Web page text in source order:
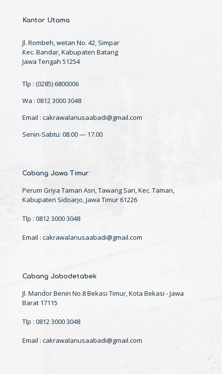
Kantor Utama
Jl. Rombeh, wetan No. 42, Simpar
Kec. Bandar, Kabupaten Batang
Jawa Tengah 51254
Tlp : (0285) 6800006
Wa : 0812 3000 3048
Email : cakrawalanusaabadi@gmail.com
Senin-Sabtu: 08.00 — 17.00
Cabang Jawa Timur
Perum Griya Taman Asri, Tawang Sari, Kec. Taman,
Kabupaten Sidoarjo, Jawa Timur 61226
Tlp : 0812 3000 3048
Email : cakrawalanusaabadi@gmail.com
Cabang Jabodetabek
Jl. Mandor Benin No.8 Bekasi Timur, Kota Bekasi - Jawa
Barat 17115
Tlp : 0812 3000 3048
Email : cakrawalanusaabadi@gmail.com